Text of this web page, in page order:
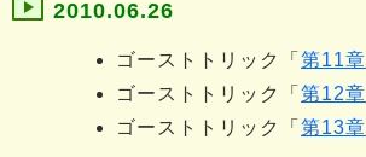
2010.06.26
ゴーストトリック「 第11章
ゴーストトリック「 第12章
ゴーストトリック「 第13章